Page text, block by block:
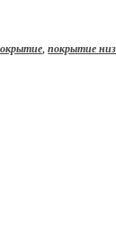
,покрытие